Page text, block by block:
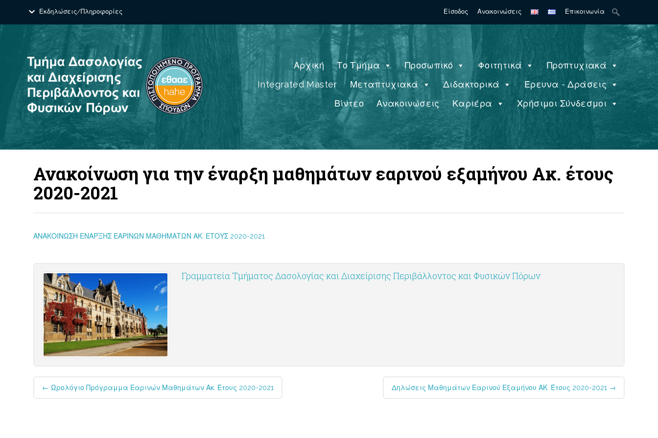
Εκδηλώσεις/Πληροφορίες Είσοδος Ανακοινώσεις Επικοινωνία
Search
for:
Αρχική Το Τμήμα Προσωπικό Φοιτητικά
Προπτυχιακά
Integrated Master
Μεταπτυχιακά Διδακτορικά
Έρευνα - Δράσεις
Βίντεο
Ανακοινώσεις Καριέρα Χρήσιμοι Σύνδεσμοι
Ανακοίνωση για την έναρξη μαθημάτων εαρινού εξαμήνου Ακ. έτους
2020-2021
ΑΝΑΚΟΙΝΩΣΗ ΕΝΑΡΞΗΣ ΕΑΡΙΝΩΝ ΜΑΘΗΜΑΤΩΝ ΑΚ. ΕΤΟΥΣ 2020-2021
Γραμματεία Τμήματος Δασολογίας και Διαχείρισης Περιβάλλοντος και Φυσικών Πόρων
Post
navigation
← Ωρολόγιο Πρόγραμμα Εαρινών Μαθημάτων Ακ. Έτους 2020-2021 Δηλώσεις Μαθημάτων Εαρινού Εξαμήνου ΑΚ. Έτους 2020-2021 →